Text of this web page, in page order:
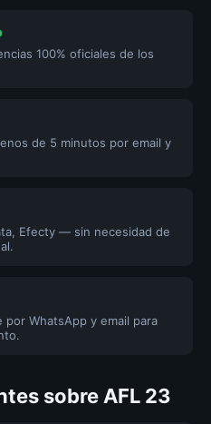
100% oficiales de los
de 5 minutos por email y
Efecty — sin necesidad de
WhatsApp y email para
sobre AFL 23